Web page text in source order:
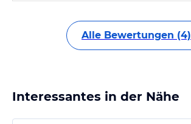
Alle Bewertungen (4)
Interessantes in der Nähe